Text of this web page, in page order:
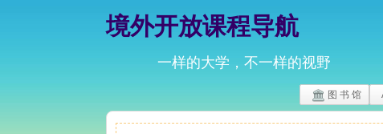
境外开放课程导航
一样的大学，不一样的视野
图 书 馆